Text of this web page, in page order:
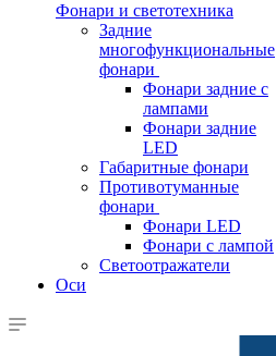
Фонари и светотехника
Задние
многофункциональные
фонари
Фонари задние с
лампами
Фонари задние
LED
Габаритные фонари
Противотуманные
фонари
Фонари LED
Фонари с лампой
Светоотражатели
Оси